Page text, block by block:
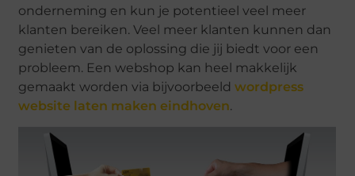
onderneming en kun je potentieel veel meer
klanten bereiken. Veel meer klanten kunnen dan
genieten van de oplossing die jij biedt voor een
probleem. Een webshop kan heel makkelijk
gemaakt worden via bijvoorbeeldwordpress
website laten maken eindhoven.